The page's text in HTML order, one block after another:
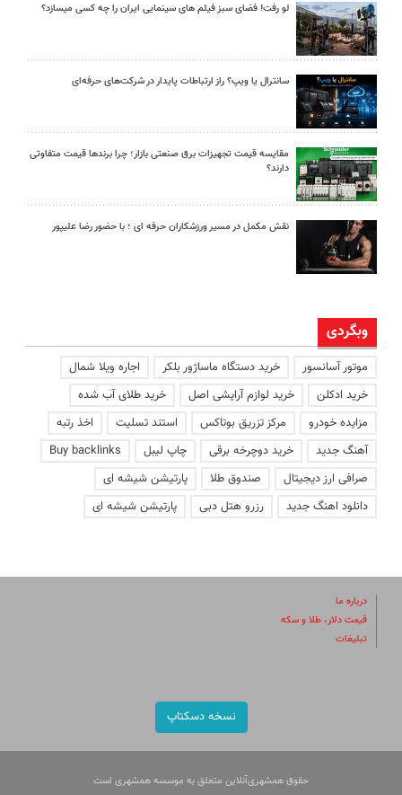
لو رفت! فضای سبز فیلم های سینمایی ایران را چه کسی میسازد؟
سانترال یا ویپ؟ راز ارتباطات پایدار در شرکت‌های حرفه‌ای
مقایسه قیمت تجهیزات برق صنعتی بازار؛ چرا برندها قیمت متفاوتی
دارند؟
نقش مکمل در مسیر ورزشکاران حرفه ای ؛ با حضور رضا علیپور
وبگردی
موتور آسانسور خرید دستگاه ماساژور بلکر
اجاره ویلا شمال
خرید ادکلن
خرید لوازم آرایشی اصل
خرید طلای آب شده
مزایده خودرو
مرکز تزریق بوتاکس استند تسلیت
اخذ رتبه
آهنگ جدید
خرید دوچرخه برقی چاپ لیبل
Buy backlinks
صرافی ارز دیجیتال
صندوق طلا
پارتیشن شیشه ای
دانلود اهنگ جدید
رزرو هتل دبی پارتیشن شیشه ای
درباره ما
قیمت دلار، طلا و سکه
تبلیغات
نسخه دسکتاپ
حقوق همشهری‌آنلاین متعلق به موسسه همشهری است